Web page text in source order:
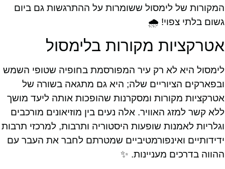
המקורות של לימסול ששומרות על ההתרגשות גם ביום
גשום בלתי צפוי! 🌧️
אטרקציות מקורות בלימסול
לימסול היא לא רק עיר המפורסמת בחופיה שטופי השמש
ובפארקים הציוריים שלה; היא גם מתגאה בשורה של
אטרקציות מקורות ומסקרנות שהופכות אותה ליעד מושך
ללא קשר למזג האוויר. אלה נעים בין מוזיאונים מורכבים
וגלריות לאמנות שופעות היסטוריה ותרבות, למרכזי תרבות
ידידותיים ואינפורמטיביים שמטרתם לחבר את העבר עם
ההווה בדרכים מעניינות. ✨